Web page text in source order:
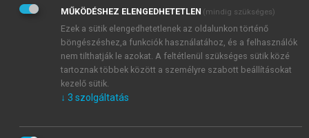
Adatkezelési tájékoztatóbanfoglaltakat tudomásul
veszem és elfogadom.
Általános vásárlási feltételeket, valamint a szotar.netés a
mersz.huoldalak licencszerződéseiben foglaltakat
tudomásul veszem és elfogadom.
KIPRÓBÁLOM
MŰKÖDÉSHEZ ELENGEDHETETLEN (mindig szükséges)
Ezek a sütik elengedhetetlenek az oldalunkon történő
böngészéshez,a funkciók használatához, és a felhasználók
nem tilthatják le azokat. A feltétlenül szükséges sütik közé
tartoznak többek között a személyre szabott beállításokat
kezelő sütik.
↓ 3 szolgáltatás